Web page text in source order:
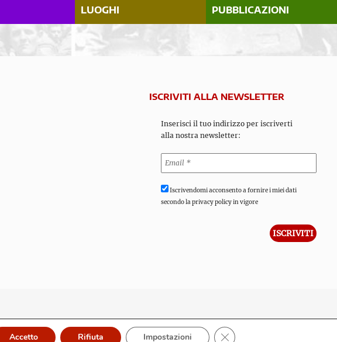
LUOGHI PUBBLICAZIONI
ISCRIVITI ALLA NEWSLETTER
Inserisci il tuo indirizzo per iscriverti
alla nostra newsletter:
Iscrivendomi acconsento a fornire i miei dati
secondo la privacy policy in vigore
Accetto Rifiuta Impostazioni Close GDPR Cookie Banner